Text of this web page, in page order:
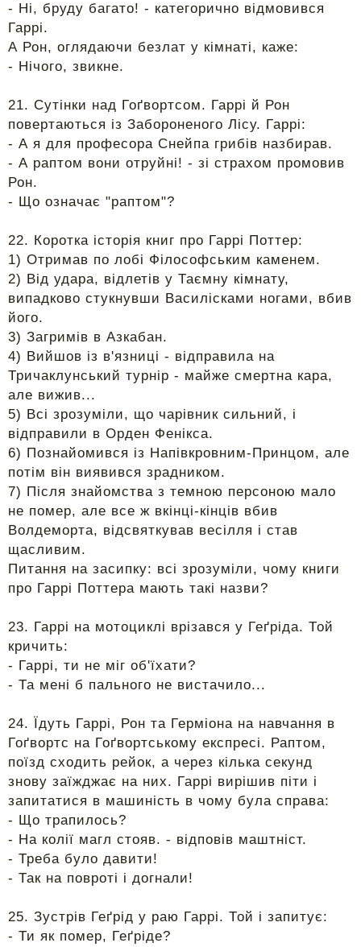
- Ні, бруду багато! - категорично відмовився
Гаррі.
А Рон, оглядаючи безлат у кімнаті, каже:
- Нічого, звикне.
21. Сутінки над Гоґвортсом. Гаррі й Рон
повертаються із Забороненого Лісу. Гаррі:
- А я для професора Снейпа грибів назбирав.
- А раптом вони отруйні! - зі страхом промовив
Рон.
- Що означає "раптом"?
22. Коротка історія книг про Гаррі Поттер:
1) Отримав по лобі Філософським каменем.
2) Від удара, відлетів у Таємну кімнату,
випадково стукнувши Василісками ногами, вбив
його.
3) Загримів в Азкабан.
4) Вийшов із в'язниці - відправила на
Тричаклунський турнір - майже смертна кара,
але вижив...
5) Всі зрозуміли, що чарівник сильний, і
відправили в Орден Фенікса.
6) Познайомився із Напівкровним-Принцом, але
потім він виявився зрадником.
7) Після знайомства з темною персоною мало
не помер, але все ж вкінці-кінців вбив
Волдеморта, відсвяткував весілля і став
щасливим.
Питання на засипку: всі зрозуміли, чому книги
про Гаррі Поттера мають такі назви?
23. Гаррі на мотоциклі врізався у Геґріда. Той
кричить:
- Гаррі, ти не міг об'їхати?
- Та мені б пального не вистачило...
24. Їдуть Гаррі, Рон та Герміона на навчання в
Гоґвортс на Гоґвортському експресі. Раптом,
поїзд сходить рейок, а через кілька секунд
знову заїжджає на них. Гаррі вирішив піти і
запитатися в машиність в чому була справа:
- Що трапилось?
- На колії магл стояв. - відповів маштніст.
- Треба було давити!
- Так на повроті і догнали!
25. Зустрів Геґрід у раю Гаррі. Той і запитує:
- Ти як помер, Геґріде?